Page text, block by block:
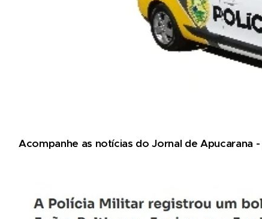
Acompanhe as notícias do Jornal de Apucarana